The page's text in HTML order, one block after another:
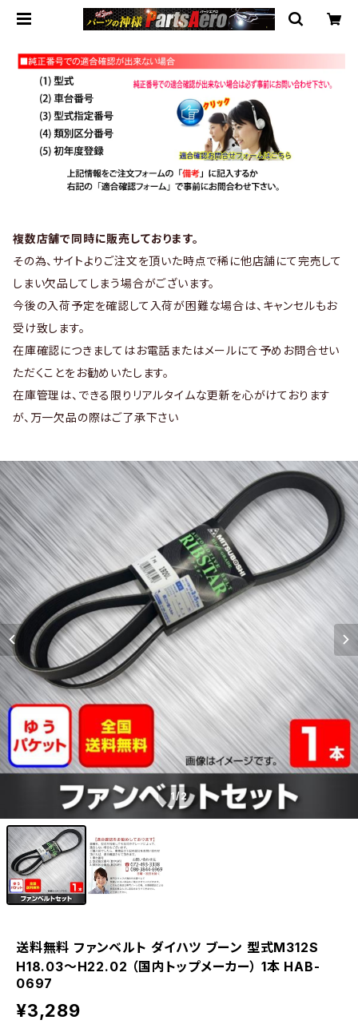
複数店舗で同時に販売しております。
その為、サイトよりご注文を頂いた時点で稀に他店舗にて完売して
しまい欠品してしまう場合がございます。
今後の入荷予定を確認して入荷が困難な場合は、キャンセルもお
受け致します。
在庫確認につきましてはお電話またはメールにて予めお問合せい
ただくことをお勧めいたします。
在庫管理は、できる限りリアルタイムな更新を心がけております
が、万一欠品の際はご了承下さい
1/2
送料無料 ファンベルト ダイハツ ブーン 型式M312S
H18.03～H22.02 （国内トップメーカー） 1本 HAB-
0697
¥3,289